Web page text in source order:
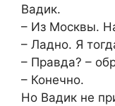
Вадик.
– Из Москвы.
– Ладно. Я
– Правда? –
– Конечно.
Но Вадик не